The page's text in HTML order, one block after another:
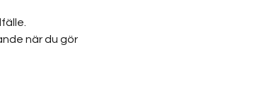
när du gör